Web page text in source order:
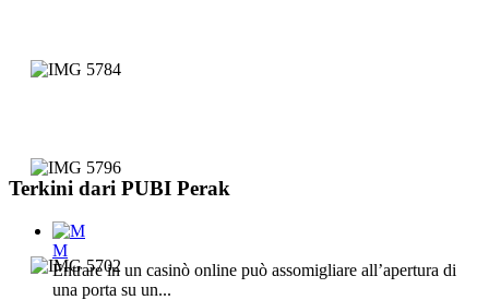
Terkini dari PUBI Perak
M
Entrare in un casinò online può assomigliare all’apertura di
una porta su un...